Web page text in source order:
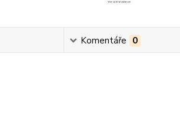
Komentáře 0